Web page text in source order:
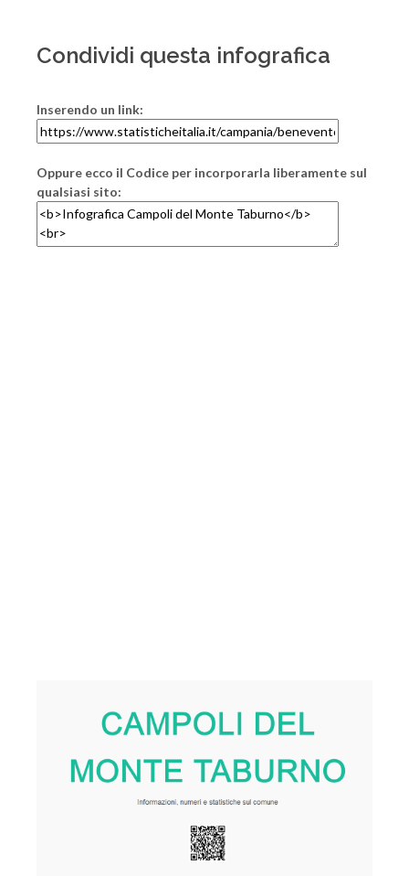
Condividi questa infografica
Inserendo un link:
Oppure ecco il Codice per incorporarla liberamente sul
qualsiasi sito: